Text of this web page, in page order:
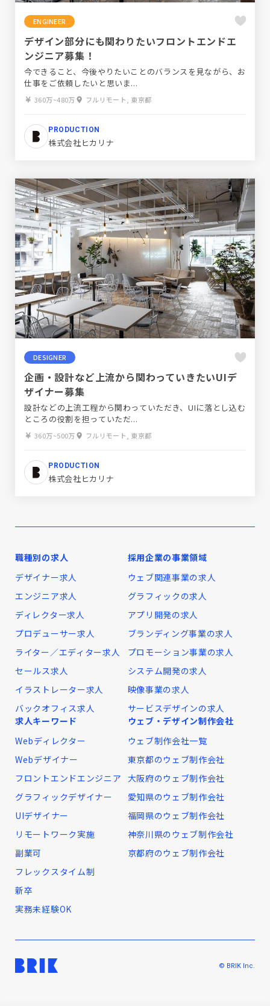
ENGINEER
デザイン部分にも関わりたいフロントエンドエ
ンジニア募集！
今できること、今後やりたいことのバランスを見ながら、お
仕事をご依頼したいと思いま...
360万~480万 フルリモート, 東京都
PRODUCTION
株式会社ヒカリナ
DESIGNER
企画・設計など上流から関わっていきたいUIデ
ザイナー募集
設計などの上流工程から関わっていただき、UIに落とし込む
ところの役割を担っていただ...
360万~500万 フルリモート, 東京都
PRODUCTION
株式会社ヒカリナ
職種別の求人
デザイナー求人
エンジニア求人
ディレクター求人
プロデューサー求人
ライター／エディター求人
セールス求人
イラストレーター求人
バックオフィス求人
採用企業の事業領域
ウェブ関連事業の求人
グラフィックの求人
アプリ開発の求人
ブランディング事業の求人
プロモーション事業の求人
システム開発の求人
映像事業の求人
サービスデザインの求人
求人キーワード
Webディレクター
Webデザイナー
フロントエンドエンジニア
グラフィックデザイナー
UIデザイナー
リモートワーク実施
副業可
フレックスタイム制
新卒
実務未経験OK
ウェブ・デザイン制作会社
ウェブ制作会社一覧
東京都のウェブ制作会社
大阪府のウェブ制作会社
愛知県のウェブ制作会社
福岡県のウェブ制作会社
神奈川県のウェブ制作会社
京都府のウェブ制作会社
© BRIK Inc.